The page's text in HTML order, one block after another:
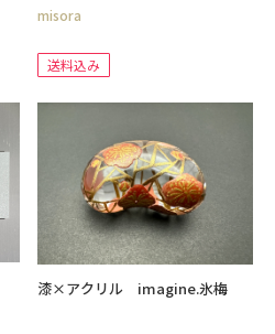
misora
送料込み
漆×アクリル imagine.氷梅